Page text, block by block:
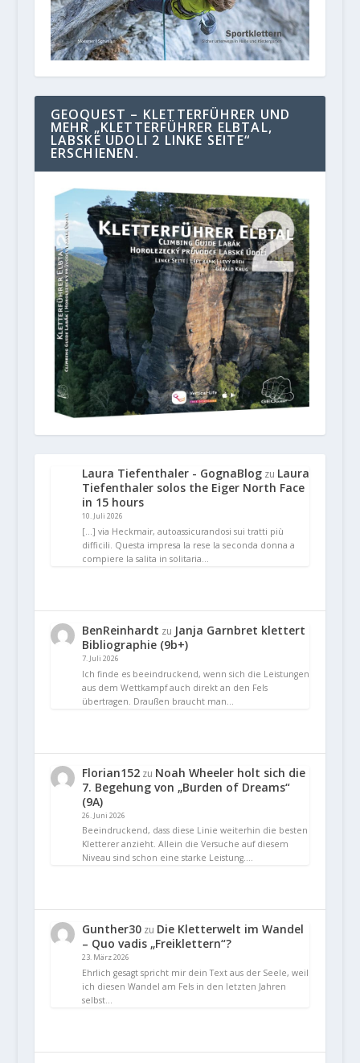
GEOQUEST – KLETTERFÜHRER UND
MEHR „KLETTERFÜHRER ELBTAL,
LABSKE UDOLI 2 LINKE SEITE“
ERSCHIENEN.
Laura Tiefenthaler - GognaBlogzu Laura
Tiefenthaler solos the Eiger North Face
in 15 hours
10. Juli 2026
[…] via Heckmair, autoassicurandosi sui tratti più
difficili. Questa impresa la rese la seconda donna a
compiere la salita in solitaria…
BenReinhardt zu Janja Garnbret klettert
Bibliographie (9b+)
7. Juli 2026
Ich finde es beeindruckend, wenn sich die Leistungen
aus dem Wettkampf auch direkt an den Fels
übertragen. Draußen braucht man…
Florian152zu Noah Wheeler holt sich die
7. Begehung von „Burden of Dreams“
(9A)
26. Juni 2026
Beeindruckend, dass diese Linie weiterhin die besten
Kletterer anzieht. Allein die Versuche auf diesem
Niveau sind schon eine starke Leistung.…
Gunther30zu Die Kletterwelt im Wandel
– Quo vadis „Freiklettern“?
23. März 2026
Ehrlich gesagt spricht mir dein Text aus der Seele, weil
ich diesen Wandel am Fels in den letzten Jahren
selbst…